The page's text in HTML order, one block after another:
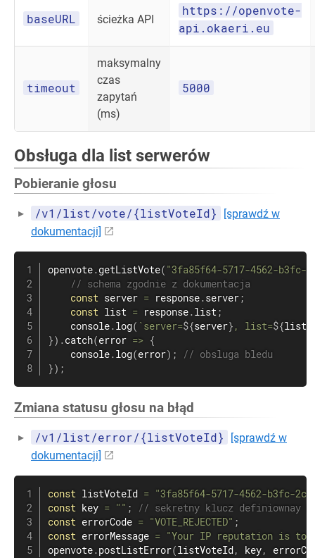
baseURL ścieżka API
https://openvote-
api.okaeri.eu
timeout
maksymalny
czas
zapytań
(ms)
5000
Obsługa dla list serwerów
Pobieranie głosu
/v1/list/vote/{listVoteId}
[sprawdź w
dokumentacji]
openvote.getListVote( "3fa85f64-5717-4562-b3fc-
// schema zgodnie z dokumentacja
const server = response.server;
const list = response.list;
    console
.log( `server=${server} , list=${list
}) .catch(error => {
    console
.log(error) ;
// obsluga bledu
}) ;
Zmiana statusu głosu na błąd
/v1/list/error/{listVoteId}
[sprawdź w
dokumentacji]
const listVoteId = "3fa85f64-5717-4562-b3fc-
const key = "" ;
// sekretny klucz definiownay
const errorCode = "VOTE_REJECTED" ;
const errorMessage = "Your IP reputation is
openvote.postListError(listVoteId, key,